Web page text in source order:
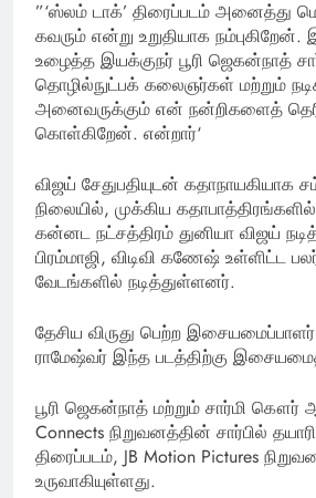
”‘ஸ்லம் டாக்’ திரைப்படம் அனைத்து
கவரும் என்று உறுதியாக
உழைத்த இயக்குநர் பூரி ஜெகன்நாத்
தொழில்நுட்பக் கலைஞர்கள் மற்றும்
அனைவருக்கும் என் நன்றிகளைத்
கொள்கிறேன். என்றார்‘
விஜய் சேதுபதியுடன் கதாநாயகியாக
நிலையில், முக்கிய
கன்னட நட்சத்திரம் துனியா விஜய்
பிரம்மாஜி, விடிவி கணேஷ் உள்ளிட்ட
வேடங்களில் நடித்துள்ளனர்.
தேசிய விருது பெற்ற
ராமேஷ்வர் இந்த படத்திற்கு
பூரி ஜெகன்நாத் மற்றும் சார்மி கௌர்
Connects நிறுவனத்தின் சார்பில்
திரைப்படம், JB Motion Pictures
உருவாகியுள்ளது.